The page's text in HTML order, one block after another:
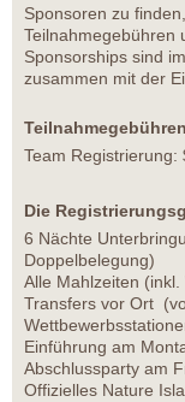
Sponsoren zu
Teilnahmegebühren
Sponsorships sind
zusammen mit der
Team Registrierung:
Die
6 Nächte
Doppelbelegung)
Alle Mahlzeiten
Transfers vor Ort
Einführung am
Abschlussparty am
Offizielles Nature